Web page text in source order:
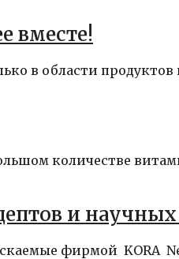
вместе!
в области
количестве
и
фирмой KORA